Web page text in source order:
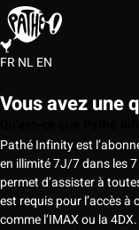
FRNLEN
Vous avez une
Pathé Infinity est
en illimité 7J/7 dans les
permet d’assister à
est requis pour l’accès
comme l’IMAX ou la 4DX.